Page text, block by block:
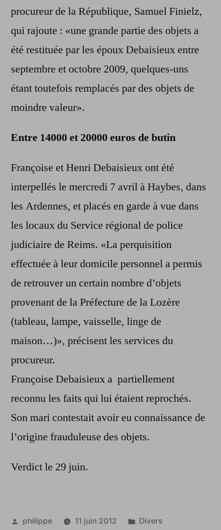
procureur de la République, Samuel Finielz,
qui rajoute : «une grande partie des objets a
été restituée par les époux Debaisieux entre
septembre et octobre 2009, quelques-uns
étant toutefois remplacés par des objets de
moindre valeur».
Entre 14000 et 20000 euros de butin
Françoise et Henri Debaisieux ont été
interpellés le mercredi 7 avril à Haybes, dans
les Ardennes, et placés en garde à vue dans
les locaux du Service régional de police
judiciaire de Reims. «La perquisition
effectuée à leur domicile personnel a permis
de retrouver un certain nombre d’objets
provenant de la Préfecture de la Lozère
(tableau, lampe, vaisselle, linge de
maison…)», précisent les services du
procureur.
Françoise Debaisieux a partiellement
reconnu les faits qui lui étaient reprochés.
Son mari contestait avoir eu connaissance de
l’origine frauduleuse des objets.
Verdict le 29 juin.
Publié
philippe 11 juin 2012
Publié
Divers